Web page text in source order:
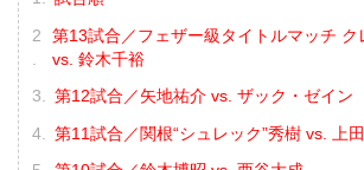
第13試合／フェザー級タイトルマッチ ク
vs. 鈴木千裕
第12試合／矢地祐介 vs. ザック・ゼイン
第11試合／関根“シュレック”秀樹 vs. 上